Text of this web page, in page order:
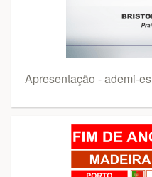
Apresentação - ademi-es